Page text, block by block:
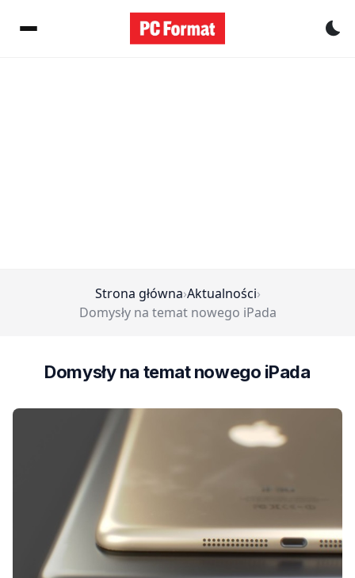
Strona główna›Aktualności›
Domysły na temat nowego iPada
Domysły na temat nowego iPada